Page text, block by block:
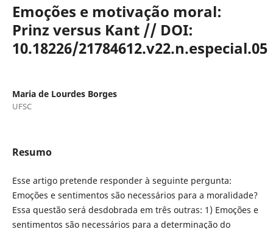
Emoções e motivação moral:
Prinz versus Kant // DOI:
10.18226/21784612.v22.n.especial.05
Maria de Lourdes Borges
UFSC
Resumo
Esse artigo pretende responder à seguinte pergunta:
Emoções e sentimentos são necessários para a moralidade?
Essa questão será desdobrada em três outras: 1) Emoções e
sentimentos são necessários para a determinação do